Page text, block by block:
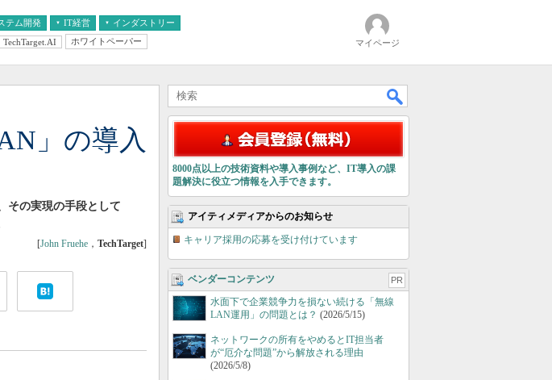
テム開発 IT経営 インダストリー
TechTarget.AI ホワイトペーパー マイページ
」の導入
その実現の手段として
[John Fruehe ， TechTarget]
8000点以上の技術資料や導入事例など、IT導入の課
題解決に役立つ情報を入手できます。
アイティメディアからのお知らせ
キャリア採用の応募を受け付けています
ベンダーコンテンツ PR
水面下で企業競争力を損ない続ける「無線
LAN運用」の問題とは？ (2026/5/15)
ネットワークの所有をやめるとIT担当者
が“厄介な問題”から解放される理由
(2026/5/8)